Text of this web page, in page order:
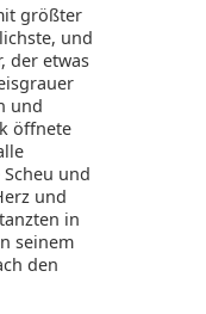
größter
und
der etwas
und
öffnete
und
und
in
seinem
den